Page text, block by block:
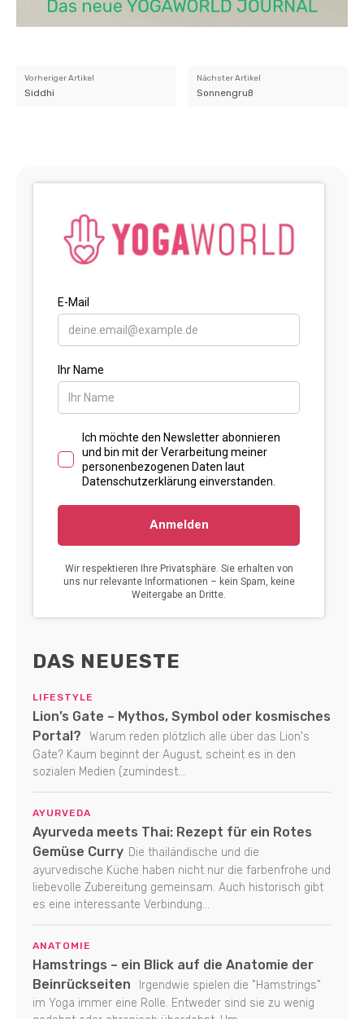
Vorheriger Artikel
Siddhi
Nächster Artikel
Sonnengruß
DAS NEUESTE
LIFESTYLE
Lion’s Gate – Mythos, Symbol oder kosmisches
Portal?
Warum reden plötzlich alle über das Lion's
Gate? Kaum beginnt der August, scheint es in den
sozialen Medien (zumindest...
AYURVEDA
Ayurveda meets Thai: Rezept für ein Rotes
Gemüse Curry Die thailändische und die
ayurvedische Küche haben nicht nur die farbenfrohe und
liebevolle Zubereitung gemeinsam. Auch historisch gibt
es eine interessante Verbindung...
ANATOMIE
Hamstrings – ein Blick auf die Anatomie der
Beinrückseiten
Irgendwie spielen die "Hamstrings"
im Yoga immer eine Rolle. Entweder sind sie zu wenig